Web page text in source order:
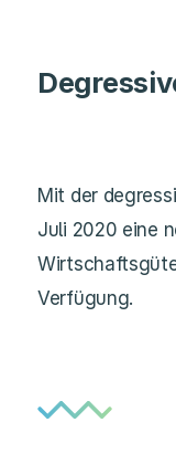
Mit der
Juli 2020 eine
Verfügung.